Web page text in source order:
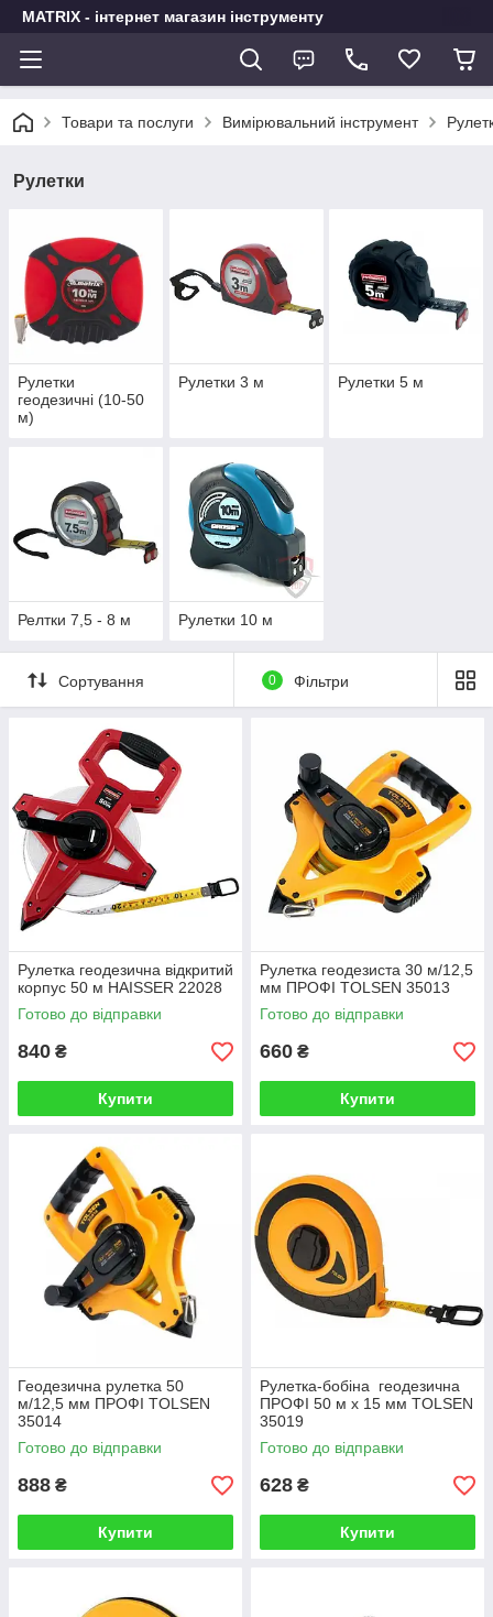
MATRIX - інтернет магазин інструменту
Товари та послуги Вимірювальний інструмент
Рулетки
Рулетки
геодезичні (10-50
м)
Рулетки 3 м Рулетки 5 м
Релтки 7,5 - 8 м Рулетки 10 м
Сортування 0 Фільтри
Рулетка геодезична відкритий
корпус 50 м HAISSER 22028
Готово до відправки
840 ₴
Купити
Рулетка геодезиста 30 м/12,5
мм ПРОФІ TOLSEN 35013
Готово до відправки
660 ₴
Купити
Геодезична рулетка 50
м/12,5 мм ПРОФІ TOLSEN
35014
Готово до відправки
888 ₴
Купити
Рулетка-бобіна геодезична
ПРОФІ 50 м х 15 мм TOLSEN
35019
Готово до відправки
628 ₴
Купити